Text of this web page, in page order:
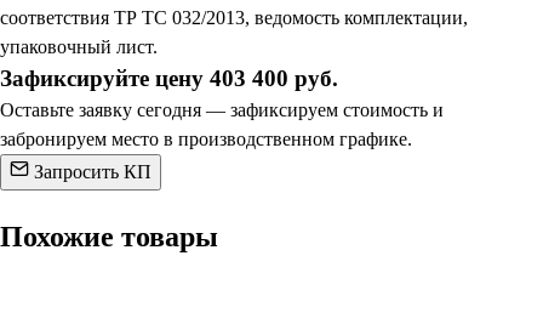
соответствия ТР ТС 032/2013, ведомость комплектации,
упаковочный лист.
Зафиксируйте цену 403 400 руб.
Оставьте заявку сегодня — зафиксируем стоимость и
забронируем место в производственном графике.
Запросить КП
Похожие товары